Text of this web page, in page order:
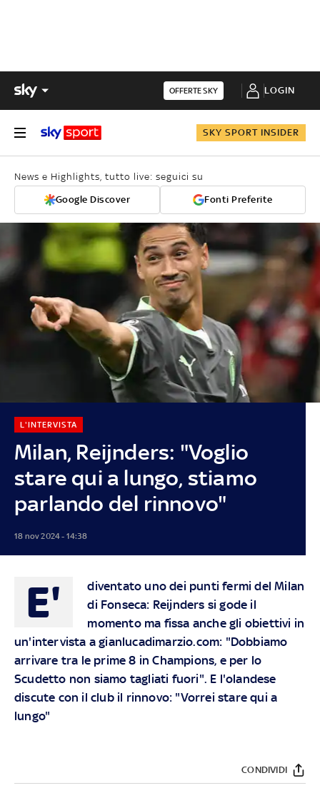
OFFERTE SKY LOGIN
SKY SPORT INSIDER
News e Highlights, tutto live: seguici su
Google Discover Fonti Preferite
Milan, Reijnders: "Voglio
stare qui a lungo, stiamo
parlando del rinnovo"
L'INTERVISTA
18 nov 2024 - 14:38
E'
diventato uno dei punti fermi del Milan
di Fonseca: Reijnders si gode il
momento ma fissa anche gli obiettivi in
un'intervista a gianlucadimarzio.com: "Dobbiamo
arrivare tra le prime 8 in Champions, e per lo
Scudetto non siamo tagliati fuori". E l'olandese
discute con il club il rinnovo: "Vorrei stare qui a
lungo"
CONDIVIDI